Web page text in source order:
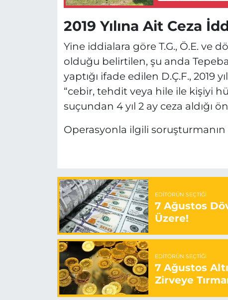
2019 Yılına Ait Ceza
Yine iddialara göre T.G., Ö.E. ve
olduğu belirtilen, şu anda
yaptığı ifade edilen D.Ç.F., 2019
“cebir, tehdit veya hile ile kişiyi
suçundan 4 yıl 2 ay ceza aldığı
Operasyonla ilgili
EDITÖRÜN SEÇTIĞI
7 Ağustos
Üzere!
EDITÖRÜN SEÇTIĞI
7 Ağustos
Zirveye